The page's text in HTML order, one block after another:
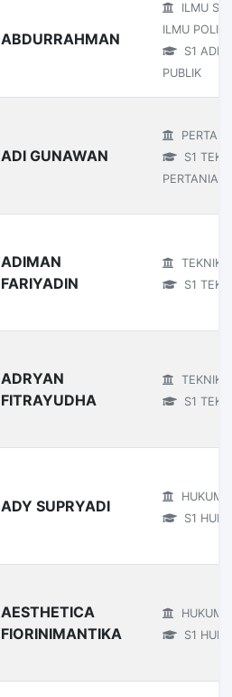
ABDURRAHMAN
ILMU
ILMU
S1
PUBLIK
ADI GUNAWAN
S1
PERTANIAN
ADIMAN
FARIYADIN
TEKNIK
S1
ADRYAN
FITRAYUDHA
TEKNIK
S1
ADY SUPRYADI
HUKUM
S1
AESTHETICA
FIORINIMANTIKA
HUKUM
S1